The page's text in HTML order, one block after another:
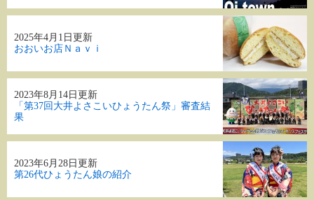
2025年4月1日更新
おおいお店Ｎａｖｉ
2023年8月14日更新
「第37回大井よさこいひょうたん祭」審査結
果
2023年6月28日更新
第26代ひょうたん娘の紹介